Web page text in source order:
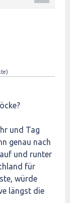
und Tag
genau nach
und runter
für
würde
längst die